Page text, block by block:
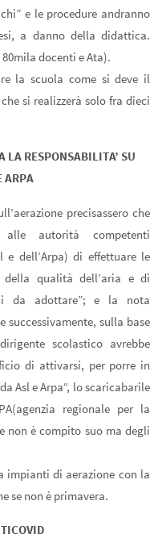
e le procedure andranno
a danno della didattica.
docenti e Ata).
la scuola come si deve il
si realizzerà solo fra dieci
LA RESPONSABILITA’ SU
ARPA
precisassero che
autorità competenti
e dell’Arpa) di effettuare le
qualità dell’aria e di
da adottare”; e la nota
successivamente, sulla base
scolastico avrebbe
di attivarsi, per porre in
Asl e Arpa“, lo scaricabarile
regionale per la
non è compito suo ma degli
impianti di aerazione con la
se non è primavera.